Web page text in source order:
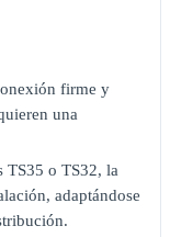
firme y
una
TS35 o TS32, la
adaptándose